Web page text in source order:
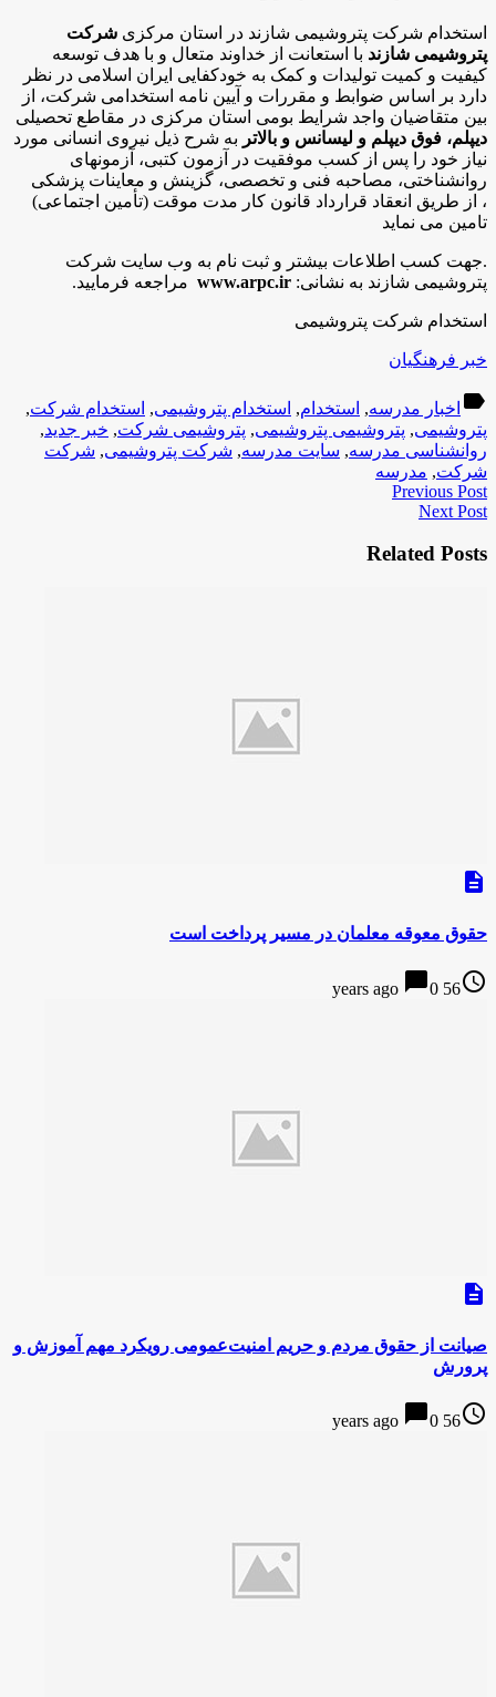
استخدام شرکت پتروشیمی شازند در استان مرکزی شرکت
پتروشیمی شازند با استعانت از خداوند متعال و با هدف توسعه
کیفیت و کمیت تولیدات و کمک به خودکفایی ایران اسلامی در نظر
دارد بر اساس ضوابط و مقررات و آیین نامه استخدامی شرکت، از
بین متقاضیان واجد شرایط بومی استان مرکزی در مقاطع تحصیلی
دیپلم، فوق دیپلم و لیسانس و بالاتر به شرح ذیل نیروی انسانی مورد
نیاز خود را پس از کسب موفقیت در آزمون کتبی، آزمونهای
روانشناختی، مصاحبه فنی و تخصصی، گزینش و معاینات پزشکی
، از طریق انعقاد قرارداد قانون کار مدت موقت (تأمین اجتماعی)
تامین می نماید
.جهت کسب اطلاعات بیشتر و ثبت نام به وب سایت شرکت
پتروشیمی شازند به نشانی: www.arpc.ir مراجعه فرمایید.
استخدام شرکت پتروشیمی
خبر فرهنگیان
label اخبار مدرسه, استخدام, استخدام پتروشیمی, استخدام شرکت,
پتروشیمی, پتروشیمی پتروشیمی, پتروشیمی شرکت, خبر جدید,
روانشناسی مدرسه, سایت مدرسه, شرکت پتروشیمی, شرکت
شرکت, مدرسه
Previous Post
Next Post
Related Posts
description
حقوق معوقه معلمان در مسیر پرداخت است
access_time
56 years ago
chat_bubble0
description
صیانت از حقوق مردم و حریم امنیت‌عمومی رویکرد مهم آموزش و
پرورش
access_time
56 years ago
chat_bubble0